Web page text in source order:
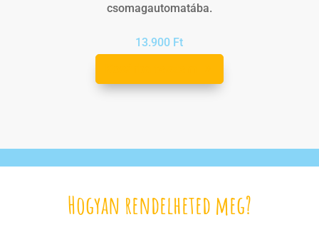
csomagautomatába.
13.900 Ft
Hogyan rendelheted meg?